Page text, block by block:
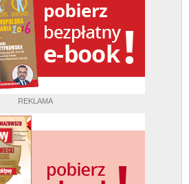
REKLAMA